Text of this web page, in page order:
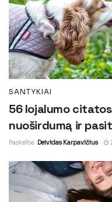
SANTYKIAI
56 lojalumo
nuoširdumą ir
Paskelbė Deividas Karpavičius